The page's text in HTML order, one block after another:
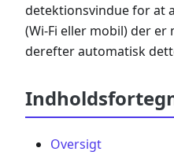
detektionsvindue for at
(Wi-Fi eller mobil) der
derefter automatisk
Oversigt